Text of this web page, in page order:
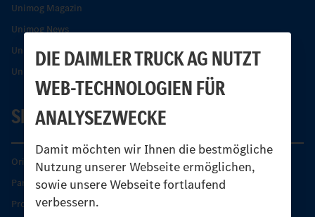
DIE DAIMLER TRUCK AG NUTZT
WEB-TECHNOLOGIEN FÜR
ANALYSEZWECKE
Damit möchten wir Ihnen die bestmögliche
Nutzung unserer Webseite ermöglichen,
sowie unsere Webseite fortlaufend
verbessern.
Unimog Magazin
Unimog News
Unimog Partner-Portal
Unimog Sicherheit
SERVICE
Original-Teile
Partner finden
Produkt-Highlights